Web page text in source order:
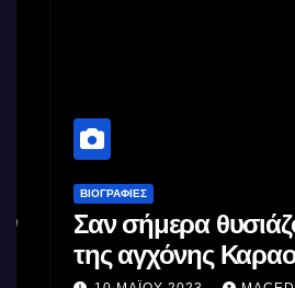
ΒΙΟΓΡΑΦΊΕΣ
Σαν σήμερα
της αγχόνης